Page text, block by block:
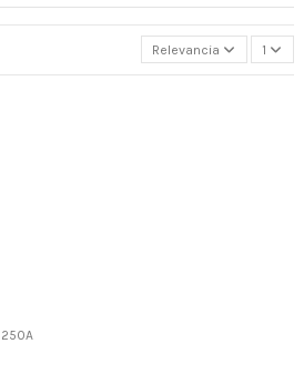
Relevancia 1